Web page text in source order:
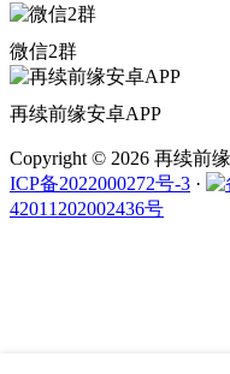
微信2群
再续前缘安卓APP
Copyright © 2026 再续前
ICP备2022000272号-3 ·
42011202002436号